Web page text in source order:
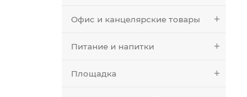
Офис и канцелярские товары
Питание и напитки
Площадка